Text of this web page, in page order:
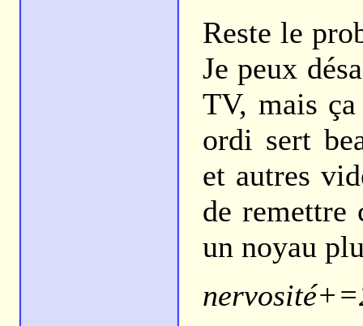
Reste le
Je peux
TV, mais
ordi sert
et autres
de
un noyau